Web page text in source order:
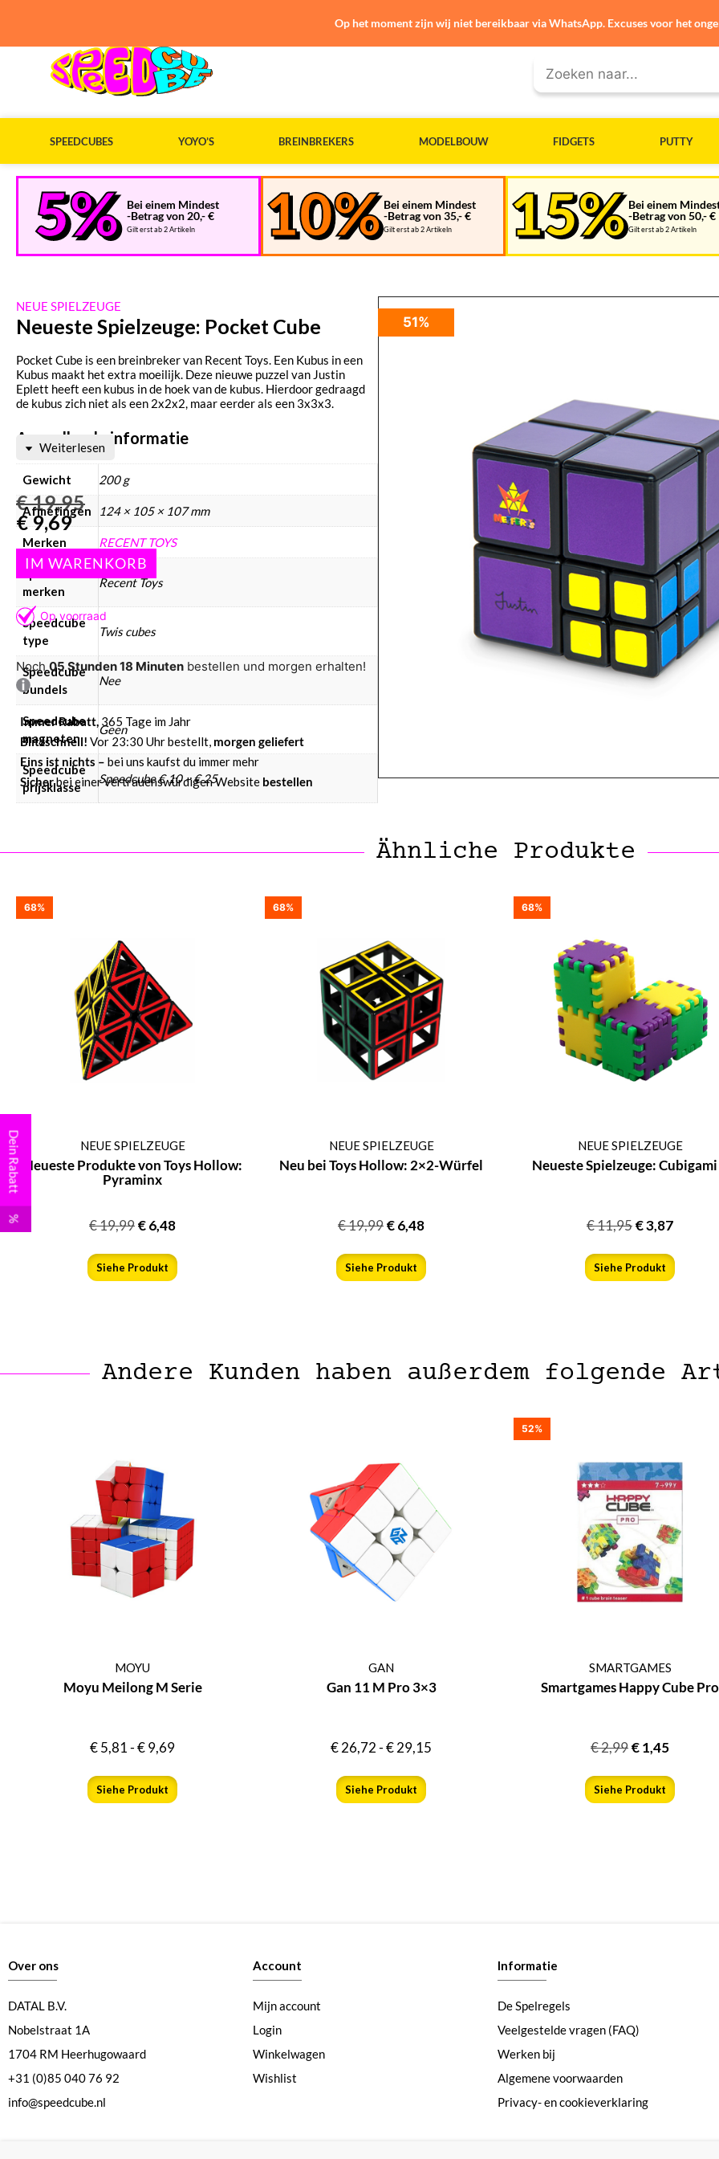
SPEEDCUBES YOYO’S BREINBREKERS MODELBOUW FIDGETS PUTTY
Bei einem Mindest
-Betrag von 20,- €
Gilt erst ab 2 Artikeln
Bei einem Mindest
-Betrag von 35,- €
Gilt erst ab 2 Artikeln
Bei einem
-Betrag von 50,- €
Gilt erst ab 2 Artikeln
NEUE SPIELZEUGE
Neueste Spielzeuge: Pocket Cube
Pocket Cube is een breinbreker van Recent Toys. Een Kubus in een
Kubus maakt het extra moeilijk. Deze nieuwe puzzel van Justin
Eplett heeft een kubus in de hoek van de kubus. Hierdoor gedraagd
de kubus zich niet als een 2x2x2, maar eerder als een 3x3x3.
Aanvullende informatie
Gewicht 200 g
Afmetingen 124 × 105 × 107 mm
Merken RECENT TOYS
Speedcube
merken
Recent Toys
Speedcube
type
Twis cubes
Speedcube
bundels
Nee
Speedcube
magneten
Geen
Speedcube
prijsklasse
Speedcube € 10 – € 25
Weiterlesen
€19,95
€9,69
Noch 05 Stunden 18 Minuten bestellen und morgen erhalten!
Immer Rabatt, 365 Tage im Jahr
Blitzschnell! Vor 23:30 Uhr bestellt, morgen geliefert
Eins ist nichts – bei uns kaufst du immer mehr
Sicherbei einer vertrauenswürdigen Website bestellen
51%
Ähnliche Produkte
68%
NEUE SPIELZEUGE
Neueste Produkte von Toys Hollow:
Pyraminx
€19,99€6,48
Siehe Produkt
68%
NEUE SPIELZEUGE
Neu bei Toys Hollow: 2×2-Würfel
€19,99€6,48
Siehe Produkt
68%
NEUE SPIELZEUGE
Neueste Spielzeuge:
€11,95€3,87
Siehe Produkt
Andere Kunden haben außerdem folgende
MOYU
Moyu Meilong M Serie
€5,81-€9,69
Siehe Produkt
GAN
Gan 11 M Pro 3×3
€26,72-€29,15
Siehe Produkt
52%
SMARTGAMES
Smartgames Happy Cube Pro
€2,99€1,45
Siehe Produkt
Over ons
DATAL B.V.
Nobelstraat 1A
1704 RM Heerhugowaard
+31 (0)85 040 76 92
info@speedcube.nl
Account
Mijn account
Login
Winkelwagen
Wishlist
Informatie
De Spelregels
Veelgestelde vragen (FAQ)
Werken bij
Algemene voorwaarden
Privacy- en cookieverklaring
Dein Rabatt
%
Op het moment zijn wij niet bereikbaar via WhatsApp. Excuses voor het